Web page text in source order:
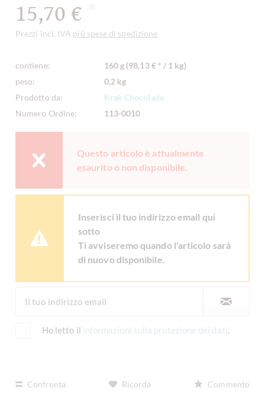
15,70 €
Prezzi incl. IVA più spese di spedizione
contiene:
160 g (98,13 € * / 1 kg)
peso:
0,2 kg
Prodotto da:
Krak Chocolade
Numero Ordine:
113-0010
Questo articolo è attualmente
esaurito o non disponibile.
Inserisci il tuo indirizzo email qui
sotto
Ti avviseremo quando l'articolo sarà
di nuovo disponibile.
Ho letto il informazioni sulla protezione dei dati.
Confronta Ricorda Commento